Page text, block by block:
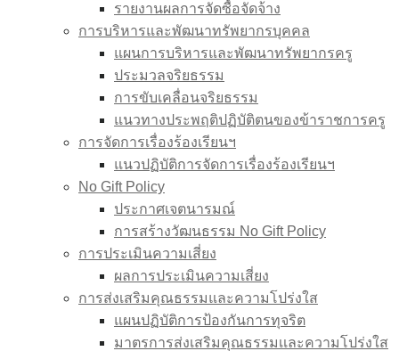
รายงานผลการจัดซื้อจัดจ้าง
การบริหารและพัฒนาทรัพยากรบุคคล
แผนการบริหารและพัฒนาทรัพยากรครู
ประมวลจริยธรรม
การขับเคลื่อนจริยธรรม
แนวทางประพฤติปฏิบัติตนของข้าราชการครู
การจัดการเรื่องร้องเรียนฯ
แนวปฏิบัติการจัดการเรื่องร้องเรียนฯ
No Gift Policy
ประกาศเจตนารมณ์
การสร้างวัฒนธรรม No Gift Policy
การประเมินความเสี่ยง
ผลการประเมินความเสี่ยง
การส่งเสริมคุณธรรมและความโปร่งใส
แผนปฏิบัติการป้องกันการทุจริต
มาตรการส่งเสริมคุณธรรมเเละความโปร่งใส